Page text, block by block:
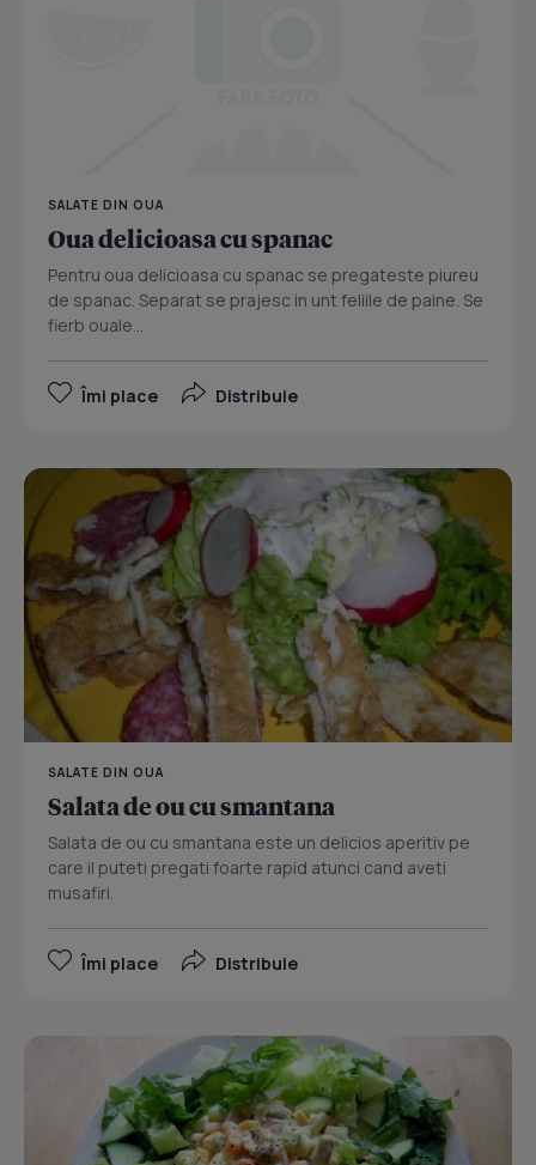
SALATE DIN OUA
Oua delicioasa cu spanac
Pentru oua delicioasa cu spanac se pregateste piureu
de spanac. Separat se prajesc in unt feliile de paine. Se
fierb ouale...
Îmi place Distribuie
SALATE DIN OUA
Salata de ou cu smantana
Salata de ou cu smantana este un delicios aperitiv pe
care il puteti pregati foarte rapid atunci cand aveti
musafiri.
Îmi place Distribuie